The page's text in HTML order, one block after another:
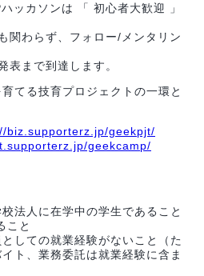
ッカソンは 「 初心者大歓迎 」
関わらず、フォロー/メンタリン
表まで到達します。
てる技育プロジェクトの一環と
biz.supporterz.jp/geekpjt/
geekcamp/
法人に在学中の学生であること
こと
しての就業経験がないこと（た
ト、業務委託は就業経験に含ま